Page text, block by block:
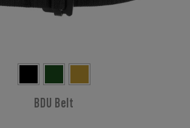
BDU Belt